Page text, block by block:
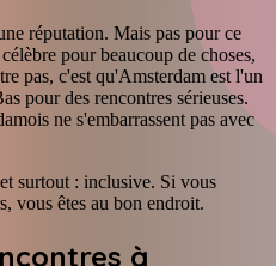
réputation. Mais pas pour ce
pour beaucoup de choses,
pas, c'est qu'Amsterdam est l'un
pour des rencontres sérieuses.
ne s'embarrassent pas avec
surtout : inclusive. Si vous
vous êtes au bon endroit.
à